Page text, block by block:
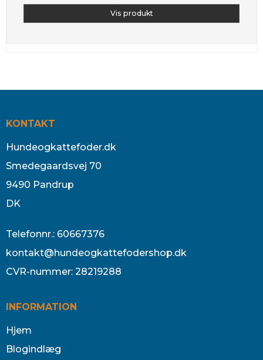
Vis produkt
KONTAKT
Hundeogkattefoder.dk
Smedegaardsvej 70
9490 Pandrup
DK
Telefonnr.: 60667376
kontakt@hundeogkattefodershop.dk
CVR-nummer: 28219288
INFORMATION
Hjem
Blogindlæg